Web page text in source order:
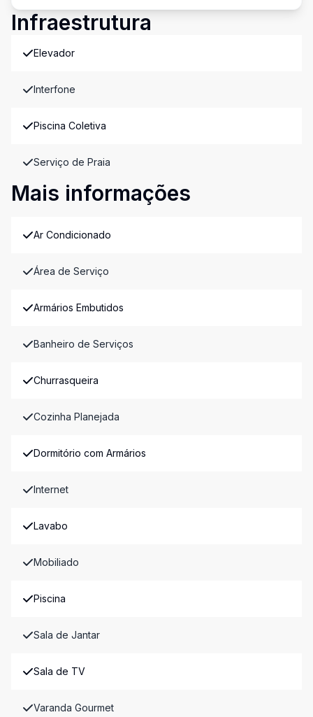
Infraestrutura
Elevador
Interfone
Piscina Coletiva
Serviço de Praia
Mais informações
Ar Condicionado
Área de Serviço
Armários Embutidos
Banheiro de Serviços
Churrasqueira
Cozinha Planejada
Dormitório com Armários
Internet
Lavabo
Mobiliado
Piscina
Sala de Jantar
Sala de TV
Varanda Gourmet